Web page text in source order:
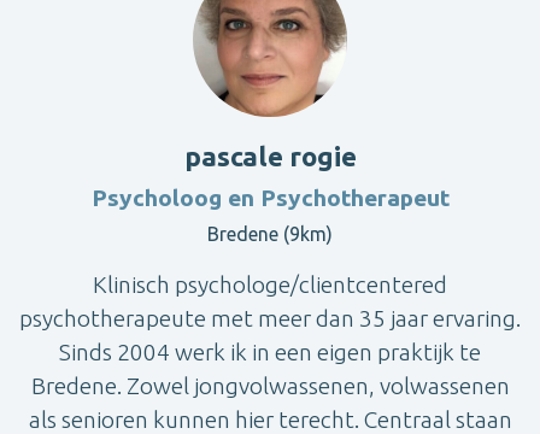
pascale rogie
Psycholoog en Psychotherapeut
Bredene (9km)
Klinisch psychologe/clientcentered
psychotherapeute met meer dan 35 jaar ervaring.
Sinds 2004 werk ik in een eigen praktijk te
Bredene. Zowel jongvolwassenen, volwassenen
als senioren kunnen hier terecht. Centraal staan